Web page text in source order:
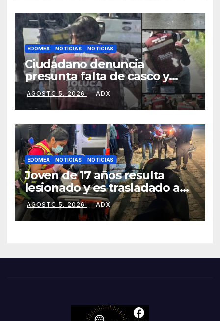
EDOMEX NOTICIAS NOTÍCIAS
Ciudadano denuncia
presunta falta de casco y
placas en motocicleta de
personal del Ayuntamiento
de Toluca
AGOSTO 5, 2026 ADX
EDOMEX NOTICIAS NOTÍCIAS
Joven de 17 años resulta
lesionado y es trasladado a
hospital tras presentar
traumatismo ocular en
Xalatlaco
AGOSTO 5, 2026 ADX